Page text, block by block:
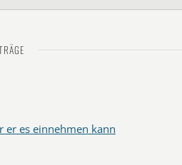
er es einnehmen kann